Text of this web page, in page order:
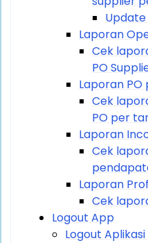
Update
Laporan
Cek
PO
Laporan
Cek
PO per
Laporan
Cek
Laporan
Cek
Logout App
Logout